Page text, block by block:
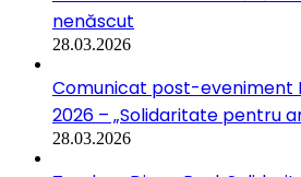
nenăscut
28.03.2026
Comunicat post-eveniment
2026 – „Solidaritate pentru
28.03.2026